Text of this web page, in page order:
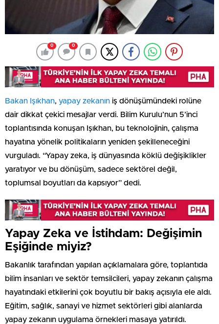
0 0
Bakan Işıkhan, yapay zekanın iş dönüşümündeki rolüne
dair dikkat çekici mesajlar verdi. Bilim Kurulu’nun 5’inci
toplantısında konuşan Işıkhan, bu teknolojinin, çalışma
hayatına yönelik politikaların yeniden şekilleneceğini
vurguladı. “Yapay zeka, iş dünyasında köklü değişiklikler
yaratıyor ve bu dönüşüm, sadece sektörel değil,
toplumsal boyutları da kapsıyor” dedi.
Yapay Zeka ve İstihdam: Değişimin
Eşiğinde miyiz?
Bakanlık tarafından yapılan açıklamalara göre, toplantıda
bilim insanları ve sektör temsilcileri, yapay zekanın çalışma
hayatındaki etkilerini çok boyutlu bir bakış açısıyla ele aldı.
Eğitim, sağlık, sanayi ve hizmet sektörleri gibi alanlarda
yapay zekanın uygulama örnekleri masaya yatırıldı.